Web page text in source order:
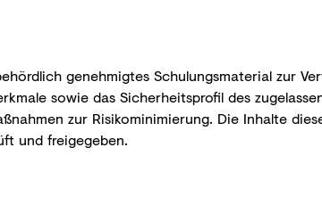
genehmigtes Schulungsmaterial zur
sowie das Sicherheitsprofil des
zur Risikominimierung. Die Inhalte
und freigegeben.